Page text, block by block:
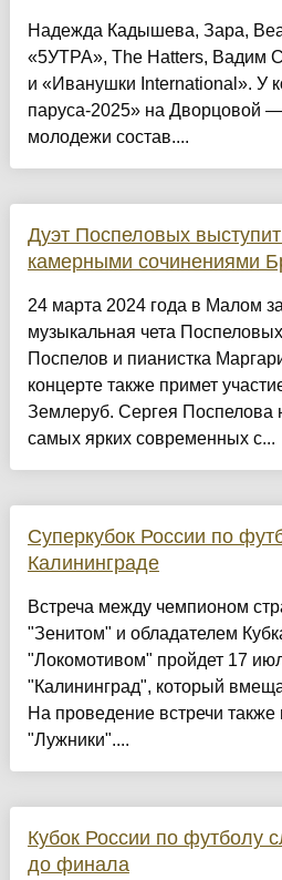
Надежда Кадышева, Зара,
«5УТРА», The Hatters, Вадим
и «Иванушки International». У
паруса-2025» на Дворцовой
молодежи состав....
Дуэт Поспеловых
камерными сочинениями
24 марта 2024 года в Малом
музыкальная чета
Поспелов и пианистка
концерте также примет
Землеруб. Сергея Поспелова
самых ярких современных с...
Суперкубок России по
Калининграде
Встреча между чемпионом
"Зенитом" и обладателем
"Локомотивом" пройдет 17
"Калининград", который
На проведение встречи также
"Лужники"....
Кубок России по футболу
до финала